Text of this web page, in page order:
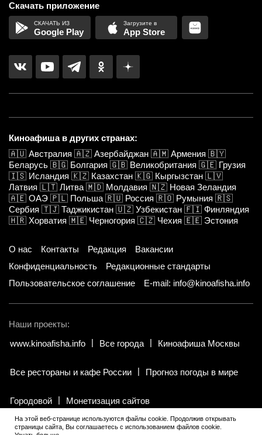
Скачать приложение
Google Play App Store
Киноафиша в других странах:
🇦🇺 Австралия 🇦🇿 Азербайджан 🇦🇲 Армения 🇧🇾
Беларусь 🇧🇬 Болгария 🇬🇧 Великобритания 🇬🇪 Грузия
🇮🇸 Исландия 🇰🇿 Казахстан 🇰🇬 Кыргызстан 🇱🇻
Латвия 🇱🇹 Литва 🇲🇩 Молдавия 🇳🇿 Новая Зеландия
🇦🇪 ОАЭ 🇵🇱 Польша 🇷🇺 Россия 🇷🇴 Румыния 🇷🇸
Сербия 🇹🇯 Таджикистан 🇺🇿 Узбекистан 🇫🇮 Финляндия
🇭🇷 Хорватия 🇲🇪 Черногория 🇨🇿 Чехия 🇪🇪 Эстония
О нас Контакты Редакция
Вакансии
Конфиденциальность
Редакционные стандарты
Пользовательское соглашение
E-mail: info@kinoafisha.info
Наши проекты:
www.kinoafisha.info
Все города Киноафиша Москвы
Все рестораны и кафе России Прогноз погоды в мире
Городовой Монетизация сайтов
© 2002-2026 Все права и материалы принадлежат «Киноафиша».
На этой веб-странице используются файлы cookie. Продолжив открывать
страницы сайта, Вы соглашаетесь с использованием файлов cookie.